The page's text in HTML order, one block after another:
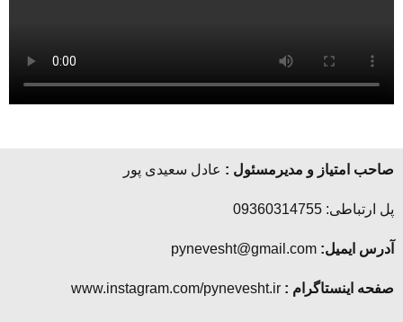
صاحب امتیاز و مدیرمسئول : عادل سعیدی پور
پل ارتباطی: 09360314755
آدرس ایمیل:
صفحه اینستاگرام :